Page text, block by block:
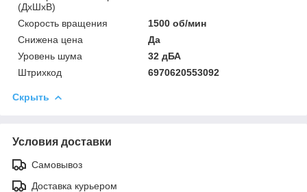
(ДхШхВ)
Скорость вращения
1500 об/мин
Снижена цена
Да
Уровень шума
32 дБА
Штрихкод
6970620553092
Скрыть
Условия доставки
Самовывоз
Доставка курьером